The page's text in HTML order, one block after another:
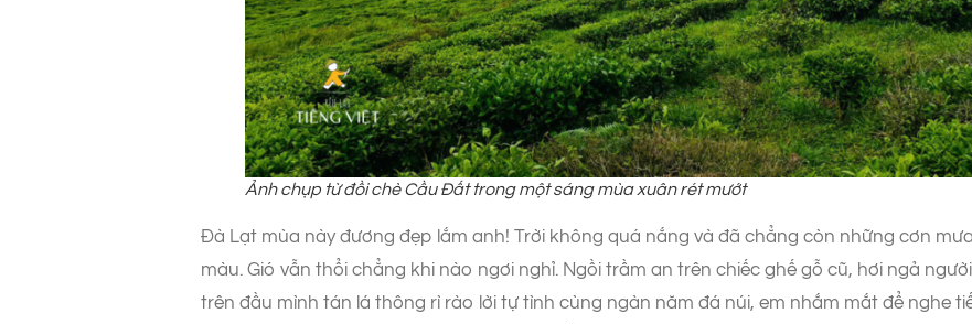
Ảnh chụp từ đồi chè Cầu Đất trong một sáng mùa xuân rét mướt
Đà Lạt mùa này đương đẹp lắm anh! Trời không quá nắng và đã chẳng còn những cơn
màu. Gió vẫn thổi chẳng khi nào ngơi nghỉ. Ngồi trầm an trên chiếc ghế gỗ cũ, hơi ngả
trên đầu mình tán lá thông rì rào lời tự tình cùng ngàn năm đá núi, em nhắm mắt để nghe